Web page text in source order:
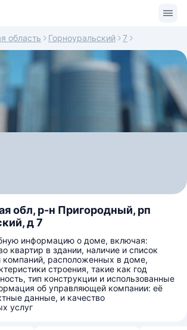
область Горноуральский 7
обл, р-н Пригородный, рп
д 7
информацию о доме, включая:
квартир в здании, наличие и список
компаний, расположенных в доме,
строения, такие как год
тип конструкции и использованные
об управляющей компании: её
данные, и качество
услуг